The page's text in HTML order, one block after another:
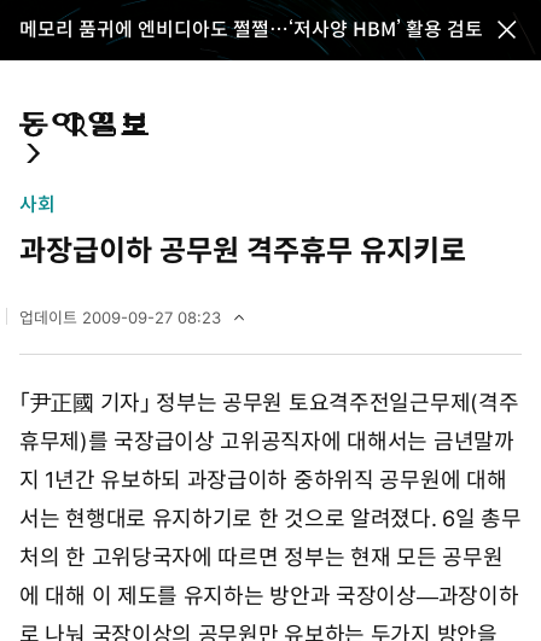
메모리 품귀에 엔비디아도 쩔쩔…‘저사양 HBM’ 활용 검토
전
통 마
지
전
펼
사회
과장급이하 공무원 격주휴무 유지키로
업데이트 2009-09-27 08:23
9
년
9
월
7
일
0
8
「尹正國 기자」 정부는 공무원 토요격주전일근무제(격주
휴무제)를 국장급이상 고위공직자에 대해서는 금년말까
지 1년간 유보하되 과장급이하 중하위직 공무원에 대해
서는 현행대로 유지하기로 한 것으로 알려졌다. 6일 총무
처의 한 고위당국자에 따르면 정부는 현재 모든 공무원
에 대해 이 제도를 유지하는 방안과 국장이상―과장이하
로 나눠 국장이상의 공무원만 유보하는 두가지 방안을